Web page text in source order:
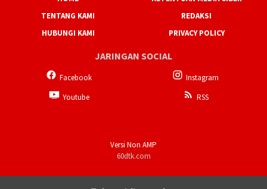
TENTANG KAMI
REDAKSI
HUBUNGI KAMI
PRIVACY POLICY
JARINGAN SOCIAL
Facebook
Instagram
Youtube
RSS
Versi Non AMP
60dtk.com